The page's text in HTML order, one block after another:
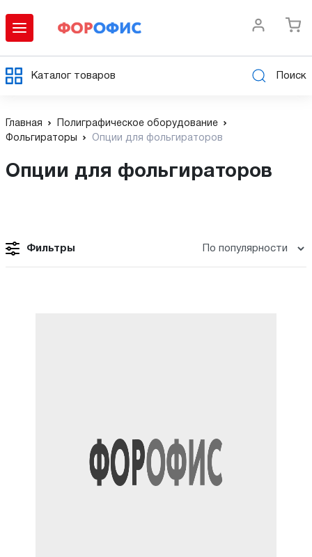
Каталог товаров Поиск
Главная
Полиграфическое оборудование
Фольгираторы
Опции для фольгираторов
Опции для фольгираторов
Фильтры